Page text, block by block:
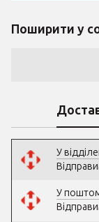
Поширити у
У
У